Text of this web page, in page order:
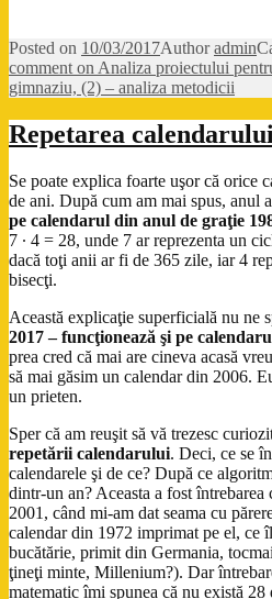
Posted on 10/03/2017Authoradmin
comment on Analiza proiectului
gimnaziu, (2) – analiza metodicii
Repetarea
Se poate explica foarte uşor că orice
de ani. După cum am mai spus, anul
pe calendarul din anul de graţie
7 ∙ 4 = 28, unde 7 ar reprezenta un
dacă toţi anii ar fi de 365 zile, iar 4
bisecţi.
Această explicaţie superficială nu ne
2017 – funcţionează şi pe
prea cred că mai are cineva acasă
să mai găsim un calendar din 2006.
un prieten.
Sper că am reuşit să vă trezesc
repetării calendarului. Deci, ce se
calendarele şi de ce? După ce
dintr-un an? Aceasta a fost
2001, când mi-am dat seama cu
calendar din 1972 imprimat pe el, ce
bucătărie, primit din Germania,
ţineţi minte, Millenium?). Dar
matematic îmi spunea că nu există